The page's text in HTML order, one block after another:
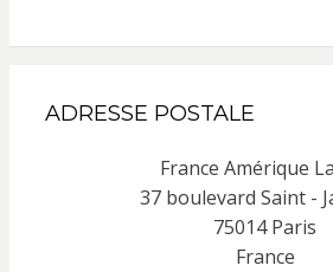
ADRESSE POSTALE
France Amérique
37 boulevard Saint -
75014 Paris
France